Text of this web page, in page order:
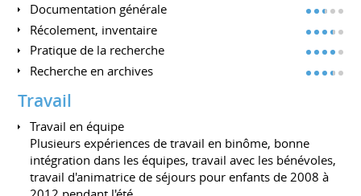
Documentation générale
Récolement, inventaire
Pratique de la recherche
Recherche en archives
Travail
Travail en équipe
Plusieurs expériences de travail en binôme, bonne
intégration dans les équipes, travail avec les bénévoles,
travail d'animatrice de séjours pour enfants de 2008 à